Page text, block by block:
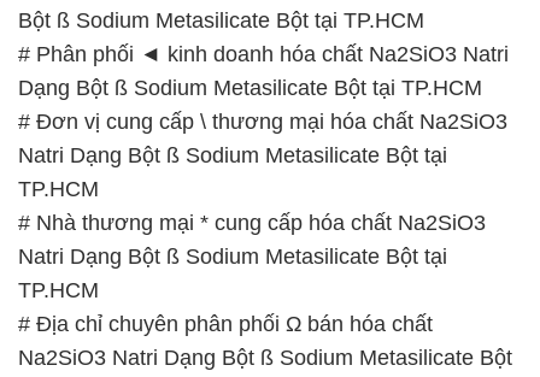
Bột ß Sodium Metasilicate Bột tại TP.HCM
# Phân phối ◄ kinh doanh hóa chất Na2SiO3 Natri
Dạng Bột ß Sodium Metasilicate Bột tại TP.HCM
# Đơn vị cung cấp \ thương mại hóa chất Na2SiO3
Natri Dạng Bột ß Sodium Metasilicate Bột tại
TP.HCM
# Nhà thương mại * cung cấp hóa chất Na2SiO3
Natri Dạng Bột ß Sodium Metasilicate Bột tại
TP.HCM
# Địa chỉ chuyên phân phối Ω bán hóa chất
Na2SiO3 Natri Dạng Bột ß Sodium Metasilicate Bột